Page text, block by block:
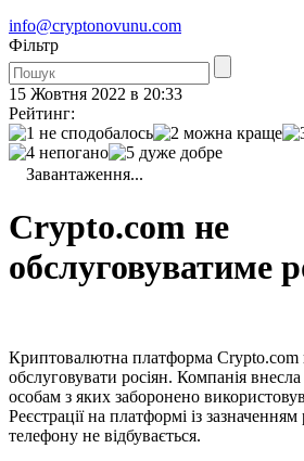
info@cryptonovunu.com
Фiльтр
15 Жовтня 2022 в 20:33
Рейтинг:
Завантаження...
Сryptо.com не
обслуговуватиме
Криптовалютна платформа Сrypto.com
обслуговувати росіян. Компанія
особам з яких заборонено
Реєстрації на платформі із
телефону не відбувається.